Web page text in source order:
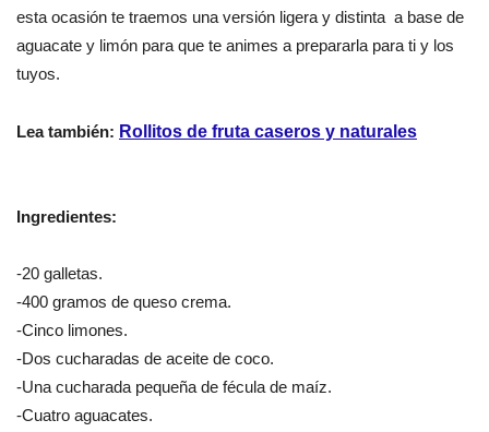
esta ocasión te traemos una versión ligera y distinta a base de
aguacate y limón para que te animes a prepararla para ti y los
tuyos.
Lea también: Rollitos de fruta caseros y naturales
Ingredientes:
-20 galletas.
-400 gramos de queso crema.
-Cinco limones.
-Dos cucharadas de aceite de coco.
-Una cucharada pequeña de fécula de maíz.
-Cuatro aguacates.